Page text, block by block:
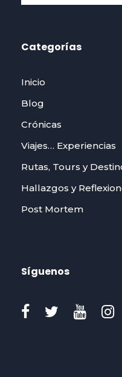
Categorías
Inicio
Blog
Crónicas
Viajes… Experiencias
Rutas, Tours y
Hallazgos y
Post Mortem
Síguenos